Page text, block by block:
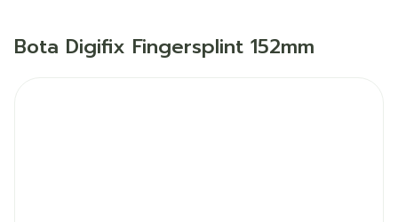
Bota Digifix Fingersplint 152mm